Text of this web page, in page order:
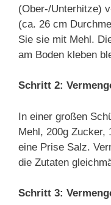
(Ober-/Unterhitze)
(ca. 26 cm
Sie sie mit Mehl.
am Boden kleben
Schritt 2:
In einer großen
Mehl, 200g Zucker,
eine Prise Salz.
die Zutaten
Schritt 3: